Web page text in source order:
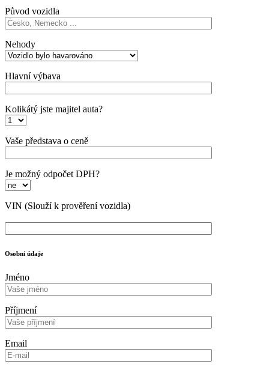
Původ vozidla
Nehody
Hlavní výbava
Kolikátý jste majitel auta?
Vaše představa o ceně
Je možný odpočet DPH?
VIN (Slouží k prověření vozidla)
Osobni údaje
Jméno
Příjmení
Email